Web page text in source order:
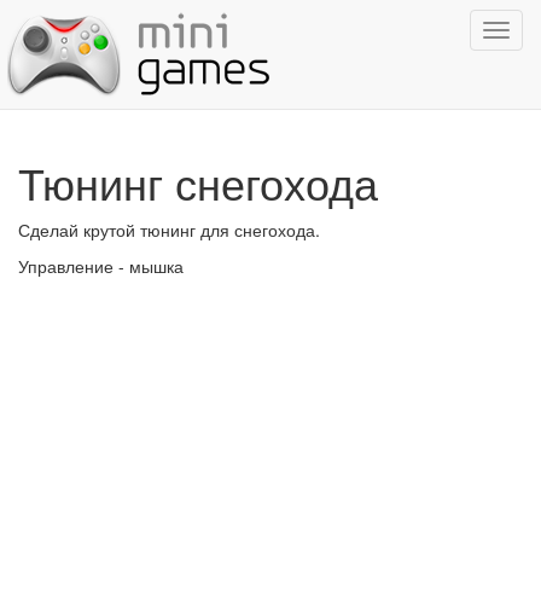
Тюнинг снегохода
Сделай крутой тюнинг для снегохода.
Управление - мышка